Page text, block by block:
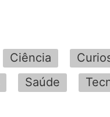
Ciência
Saúde